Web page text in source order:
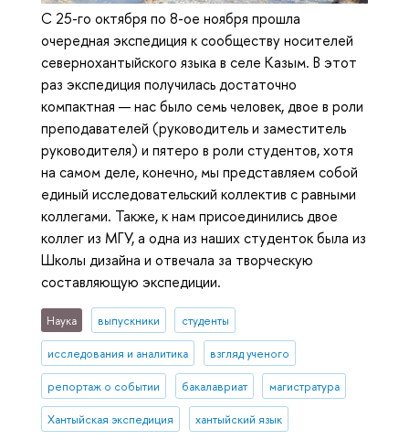
С 25-го октября по 8-ое ноября прошла
очередная экспедиция к сообществу носителей
севернохантыйского языка в селе Казым. В этот
раз экспедиция получилась достаточно
компактная — нас было семь человек, двое в роли
преподавателей (руководитель и заместитель
руководителя) и пятеро в роли студентов, хотя
на самом деле, конечно, мы представляем собой
единый исследовательский коллектив с равными
коллегами. Также, к нам присоединились двое
коллег из МГУ, а одна из наших студенток была из
Школы дизайна и отвечала за творческую
составляющую экспедиции.
Наука выпускники студенты
исследования и аналитика взгляд ученого
репортаж о событии бакалавриат магистратура
Хантыйская экспедиция хантыйский язык